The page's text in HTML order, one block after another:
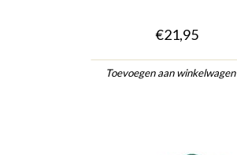
€21,95
Toevoegen aan winkelwagen